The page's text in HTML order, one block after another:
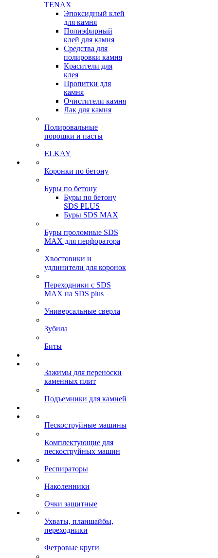
TENAX
Эпоксидный клей
для камня
Полиэфирный
клей для камня
Средства для
полировки камня
Красители для
клея
Пропитки для
камня
Очистители камня
Лак для камня
Полировальные
порошки и пасты
ELKAY
Коронки по бетону
Буры по бетону
Буры по бетону
SDS PLUS
Буры SDS MAX
Буры проломные SDS
MAX для перфоратора
Хвостовики и
удлинители для коронок
Переходники с SDS
MAX на SDS plus
Универсальные сверла
Зубила
Биты
Зажимы для переноски
каменных плит
Подъемники для камней
Пескоструйные машины
Комплектующие для
пескоструйных машин
Респираторы
Наколенники
Очки защитные
Ухваты, планшайбы,
переходники
Фетровые круги